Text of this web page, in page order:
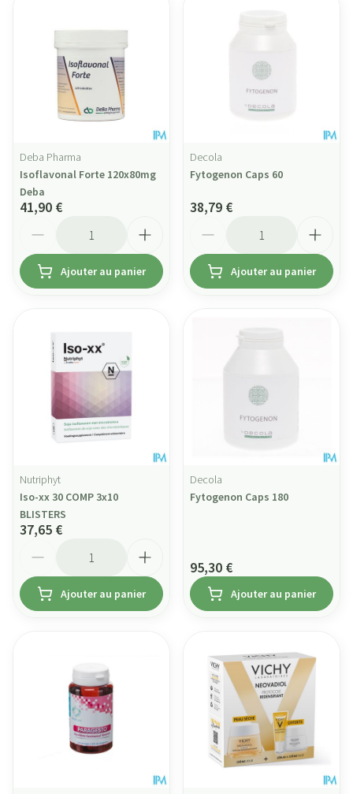
Deba Pharma
Isoflavonal Forte 120x80mg
Deba
41,90 €
Ajouter au panier
Decola
Fytogenon Caps 60
38,79 €
Ajouter au panier
Nutriphyt
Iso-xx 30 COMP 3x10
BLISTERS
37,65 €
Ajouter au panier
Decola
Fytogenon Caps 180
95,30 €
Ajouter au panier